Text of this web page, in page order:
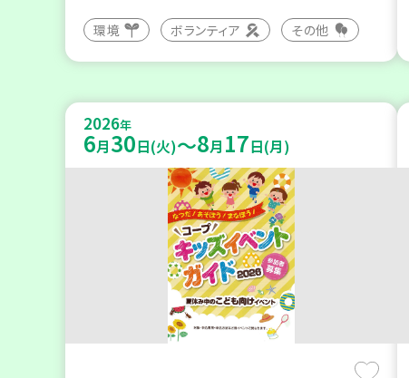
環境 ボランティア その他
2026年
6月30日(火)～8月 17日(月)